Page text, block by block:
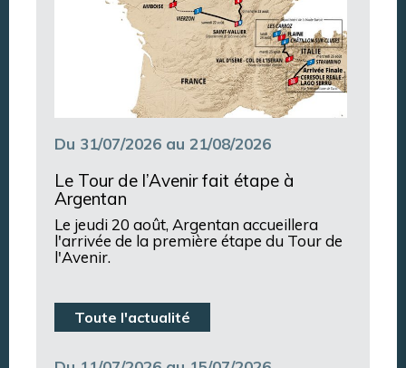
Du 31/07/2026 au 21/08/2026
Le Tour de l’Avenir fait étape à
Argentan
Le jeudi 20 août, Argentan accueillera
l'arrivée de la première étape du Tour de
l'Avenir.
Toute l'actualité